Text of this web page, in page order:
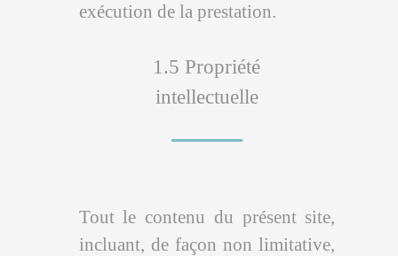
exécution de la prestation.
1.5 Propriété
intellectuelle
Tout le contenu du présent site,
incluant, de façon non limitative,